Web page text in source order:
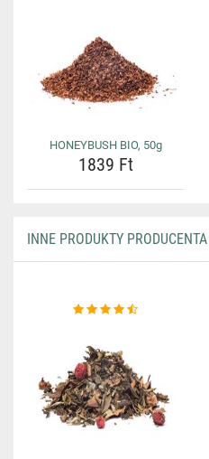
HONEYBUSH BIO, 50g
1839 Ft
INNE PRODUKTY